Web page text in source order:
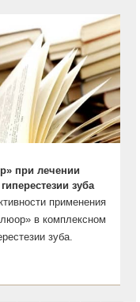
при лечении
зуба
применения
в комплексном
зуба.